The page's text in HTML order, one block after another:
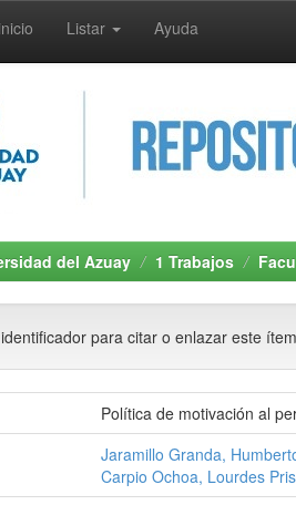
Listar Ayuda
del Azuay 1 Trabajos
para citar o enlazar este
Política de motivación al
Jaramillo Granda,
Carpio Ochoa, Lourdes